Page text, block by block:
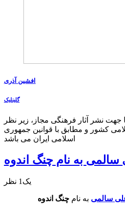
افشین آذری
گلینلیک
جهت نشر آثار فرهنگی مجاز، زیر نظر
کشور و مطابق با قوانین جمهوری
اسلامی ایران می باشد
سالمی به نام چنگ اندوه
یک1 نظر
سالمی به نام چنگ اندوه